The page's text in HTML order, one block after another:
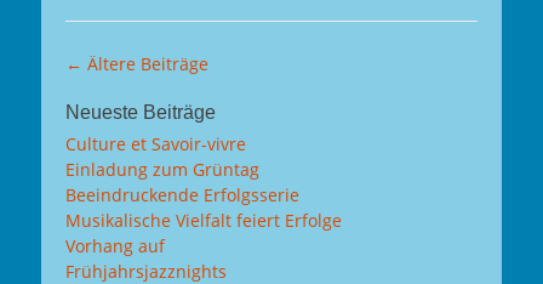
Beitragsnavigation
← Ältere Beiträge
Neueste Beiträge
Culture et Savoir-vivre
Einladung zum Grüntag
Beeindruckende Erfolgsserie
Musikalische Vielfalt feiert Erfolge
Vorhang auf
Frühjahrsjazznights